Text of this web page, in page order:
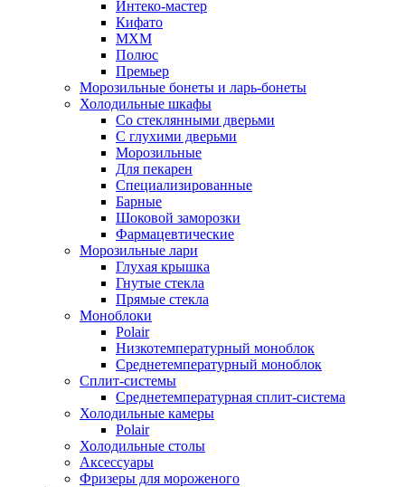
Интеко-мастер
Кифато
МХМ
Полюс
Премьер
Морозильные бонеты и ларь-бонеты
Холодильные шкафы
Со стеклянными дверьми
С глухими дверьми
Морозильные
Для пекарен
Специализированные
Барные
Шоковой заморозки
Фармацевтические
Морозильные лари
Глухая крышка
Гнутые стекла
Прямые стекла
Моноблоки
Polair
Низкотемпературный моноблок
Среднетемпературный моноблок
Сплит-системы
Среднетемпературная сплит-система
Холодильные камеры
Polair
Холодильные столы
Аксессуары
Фризеры для мороженого